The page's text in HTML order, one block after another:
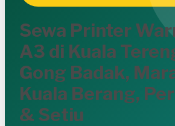
Sewa Printer
A3 di Kuala
Gong Badak,
Kuala Berang,
& Setiu